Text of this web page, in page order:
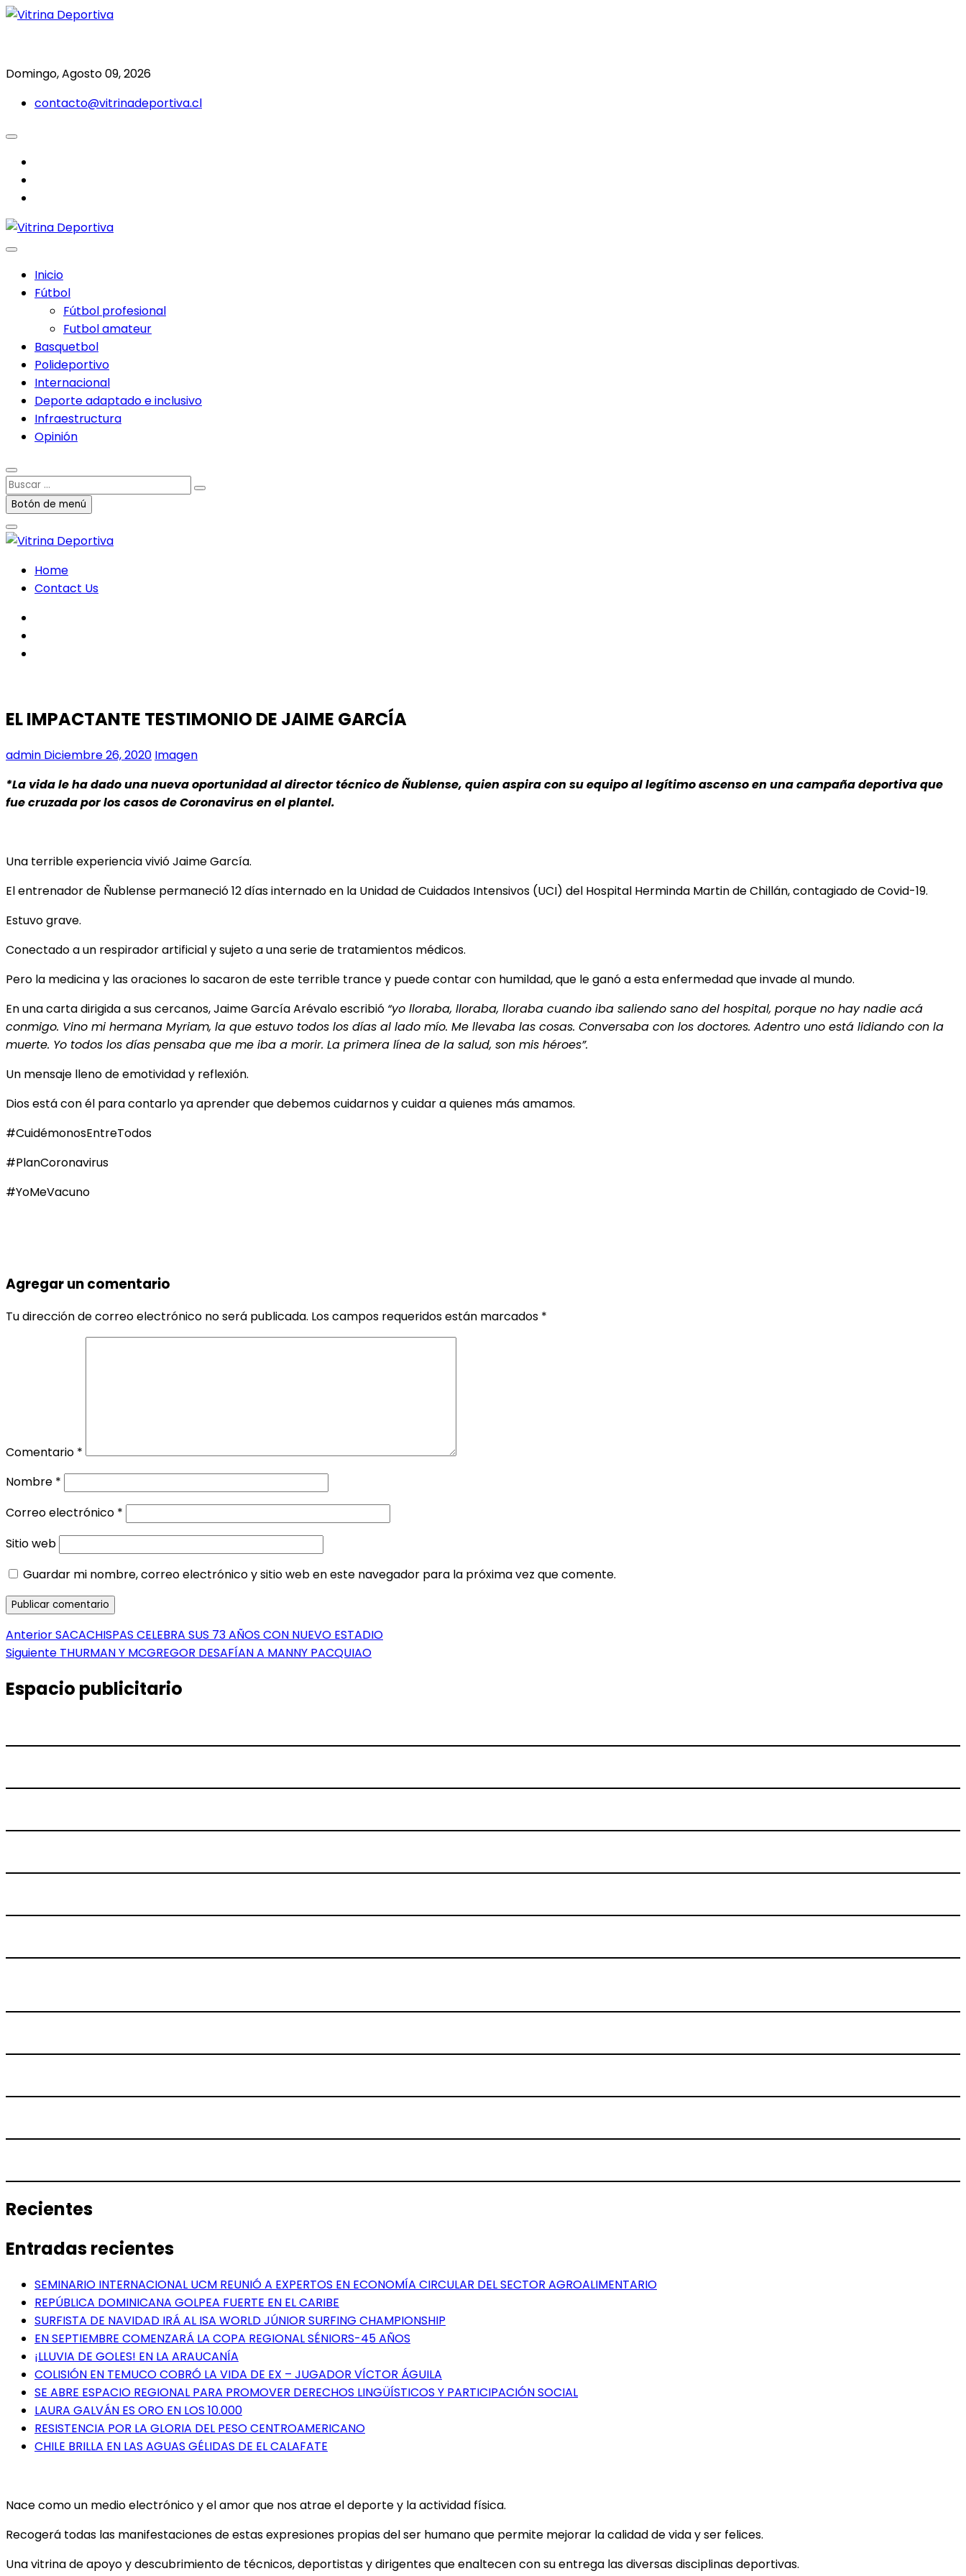
Saltar
Domingo, Agosto 09, 2026
contacto@vitrinadeportiva.cl
Inicio
Fútbol
Fútbol profesional
Futbol amateur
Basquetbol
Polideportivo
Internacional
Deporte adaptado e inclusivo
Infraestructura
Opinión
Buscar
…Botón de menú
Home
Contact Us
EL IMPACTANTE TESTIMONIO DE JAIME GARCÍA
admin Diciembre 26, 2020 Imagen
*La vida le ha dado una nueva oportunidad al director técnico de Ñublense, quien aspira con su equipo al legítimo ascenso en una campaña deportiva que
fue cruzada por los casos de Coronavirus en el plantel.
Una terrible experiencia vivió Jaime García.
El entrenador de Ñublense permaneció 12 días internado en la Unidad de Cuidados Intensivos (UCI) del Hospital Herminda Martin de Chillán, contagiado de Covid-19.
Estuvo grave.
Conectado a un respirador artificial y sujeto a una serie de tratamientos médicos.
Pero la medicina y las oraciones lo sacaron de este terrible trance y puede contar con humildad, que le ganó a esta enfermedad que invade al mundo.
En una carta dirigida a sus cercanos, Jaime García Arévalo escribió “yo lloraba, lloraba, lloraba cuando iba saliendo sano del hospital, porque no hay nadie acá
conmigo. Vino mi hermana Myriam, la que estuvo todos los días al lado mío. Me llevaba las cosas. Conversaba con los doctores. Adentro uno está lidiando con la
muerte. Yo todos los días pensaba que me iba a morir. La primera línea de la salud, son mis héroes”.
Un mensaje lleno de emotividad y reflexión.
Dios está con él para contarlo ya aprender que debemos cuidarnos y cuidar a quienes más amamos.
#CuidémonosEntreTodos
#PlanCoronavirus
#YoMeVacuno
Agregar un comentario
Tu dirección de correo electrónico no será publicada. Los campos requeridos están marcados *
Comentario *
Nombre *
Correo electrónico *
Sitio web
Guardar mi nombre, correo electrónico y sitio web en este navegador para la próxima vez que comente.
Navegación
de
entradas
AnteriorEntrada
anterior:
SACACHISPAS CELEBRA SUS 73 AÑOS CON NUEVO ESTADIO
Siguiente Entrada
THURMAN Y MCGREGOR DESAFÍAN A MANNY PACQUIAO
Espacio publicitario
Recientes
Entradas recientes
SEMINARIO INTERNACIONAL UCM REUNIÓ A EXPERTOS EN ECONOMÍA CIRCULAR DEL SECTOR AGROALIMENTARIO
REPÚBLICA DOMINICANA GOLPEA FUERTE EN EL CARIBE
SURFISTA DE NAVIDAD IRÁ AL ISA WORLD JÚNIOR SURFING CHAMPIONSHIP
EN SEPTIEMBRE COMENZARÁ LA COPA REGIONAL SÉNIORS-45 AÑOS
¡LLUVIA DE GOLES! EN LA ARAUCANÍA
COLISIÓN EN TEMUCO COBRÓ LA VIDA DE EX – JUGADOR VÍCTOR ÁGUILA
SE ABRE ESPACIO REGIONAL PARA PROMOVER DERECHOS LINGÜÍSTICOS Y PARTICIPACIÓN SOCIAL
LAURA GALVÁN ES ORO EN LOS 10.000
RESISTENCIA POR LA GLORIA DEL PESO CENTROAMERICANO
CHILE BRILLA EN LAS AGUAS GÉLIDAS DE EL CALAFATE
Nace como un medio electrónico y el amor que nos atrae el deporte y la actividad física.
Recogerá todas las manifestaciones de estas expresiones propias del ser humano que permite mejorar la calidad de vida y ser felices.
Una vitrina de apoyo y descubrimiento de técnicos, deportistas y dirigentes que enaltecen con su entrega las diversas disciplinas deportivas.